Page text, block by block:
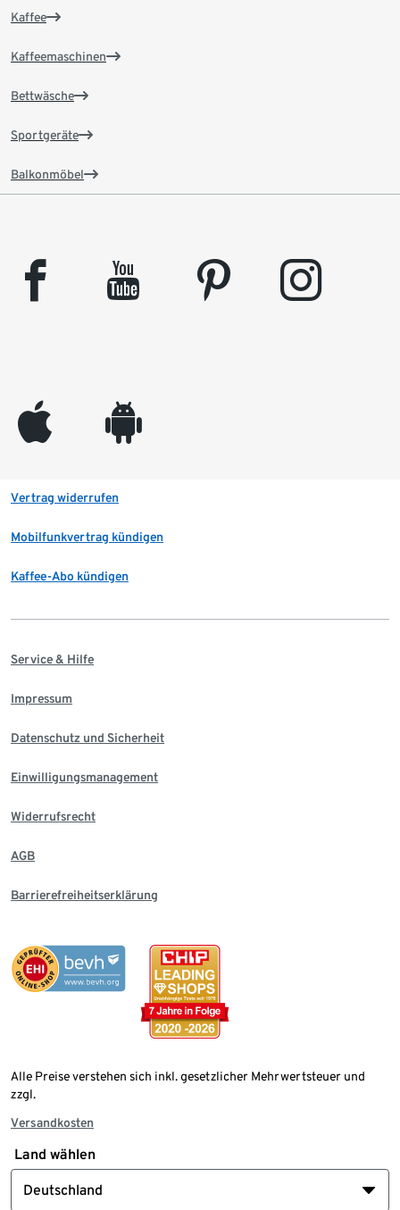
Kaffee
Kaffeemaschinen
Bettwäsche
Sportgeräte
Balkonmöbel
facebook youtube pinterest instagram
appleinc android
Vertrag widerrufen
Mobilfunkvertrag kündigen
Kaffee-Abo kündigen
Service & Hilfe
Impressum
Datenschutz und Sicherheit
Einwilligungsmanagement
Widerrufsrecht
AGB
Barrierefreiheitserklärung
Alle Preise verstehen sich inkl. gesetzlicher Mehrwertsteuer und
zzgl.
Versandkosten
Land wählen
Deutschland